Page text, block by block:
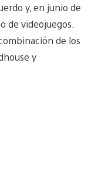
y, en junio de
de videojuegos.
de los
y